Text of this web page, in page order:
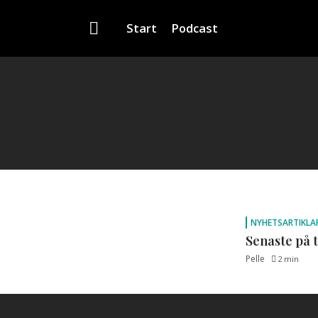
Start Podcast
Senaste
Pelle 2 min